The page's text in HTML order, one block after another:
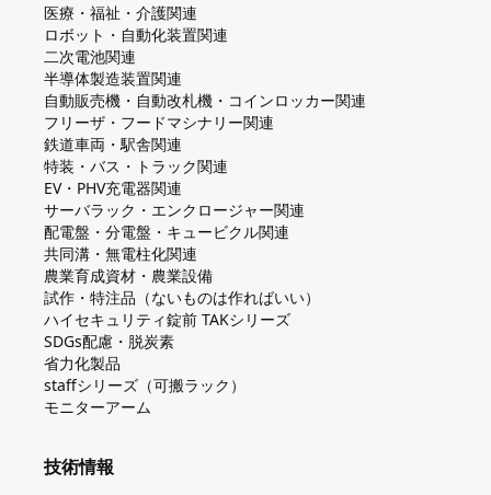
医療・福祉・介護関連
ロボット・自動化装置関連
二次電池関連
半導体製造装置関連
自動販売機・自動改札機・コインロッカー関連
フリーザ・フードマシナリー関連
鉄道車両・駅舎関連
特装・バス・トラック関連
EV・PHV充電器関連
サーバラック・エンクロージャー関連
配電盤・分電盤・キュービクル関連
共同溝・無電柱化関連
農業育成資材・農業設備
試作・特注品（ないものは作ればいい）
ハイセキュリティ錠前 TAKシリーズ
SDGs配慮・脱炭素
省力化製品
staffシリーズ（可搬ラック）
モニターアーム
技術情報